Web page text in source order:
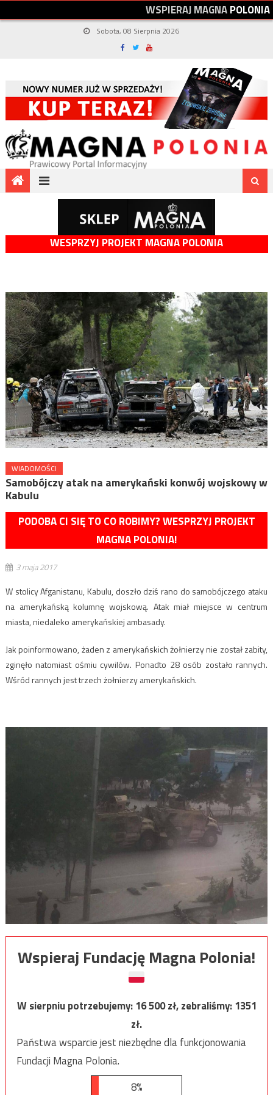
WSPIERAJMAGNAPOLONIA
Sobota, 08 Sierpnia 2026
WESPRZYJ PROJEKT MAGNA POLONIA
WIADOMOŚCI
Samobójczy atak na amerykański konwój wojskowy w
Kabulu
PODOBA CI SIĘ TO CO ROBIMY? WESPRZYJ PROJEKT
MAGNA POLONIA!
3 maja 2017
W stolicy Afganistanu, Kabulu, doszło dziś rano do samobójczego ataku
na amerykańską kolumnę wojskową. Atak miał miejsce w centrum
miasta, niedaleko amerykańskiej ambasady.
Jak poinformowano, żaden z amerykańskich żołnierzy nie został zabity,
zginęło natomiast ośmiu cywilów. Ponadto 28 osób zostało rannych.
Wśród rannych jest trzech żołnierzy amerykańskich.
Wspieraj Fundację Magna Polonia!
W sierpniu potrzebujemy:16 500zł, zebraliśmy:1351
zł.
Państwa wsparcie jest niezbędne dla funkcjonowania
Fundacji Magna Polonia.
8%